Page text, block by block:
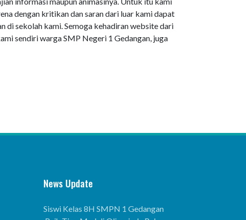
dengan kritikan dan saran dari luar kami dapat
sekolah kami. Semoga kehadiran website dari
sendiri warga SMP Negeri 1 Gedangan, juga
News Update
Siswi Kelas 8H SMPN 1 Gedangan